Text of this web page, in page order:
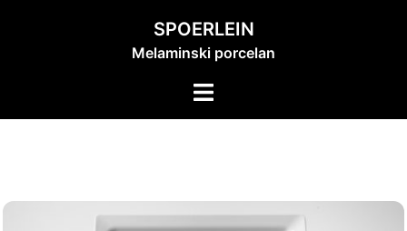
SPOERLEIN
Melaminski porcelan
Toggle